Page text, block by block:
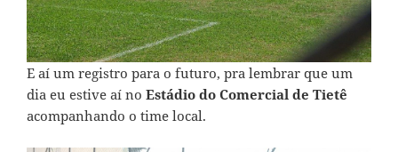
E aí um registro para o futuro, pra lembrar que um
dia eu estive aí no Estádio do Comercial de Tietê
acompanhando o time local.